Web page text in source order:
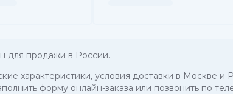
для продажи в России.
характеристики, условия доставки в Москве
форму онлайн-заказа или позвонить по